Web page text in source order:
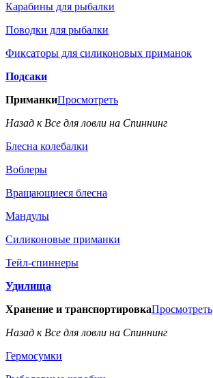
Карабины для рыбалки
Поводки для рыбалки
Фиксаторы для силиконовых приманок
Подсаки
ПриманкиПросмотреть
Назад к Все для ловли на Спиннинг
Блесна колебалки
Воблеры
Вращающиеся блесна
Мандулы
Силиконовые приманки
Тейл-спиннеры
Удилища
Хранение и транспортировкаПросмотреть
Назад к Все для ловли на Спиннинг
Гермосумки